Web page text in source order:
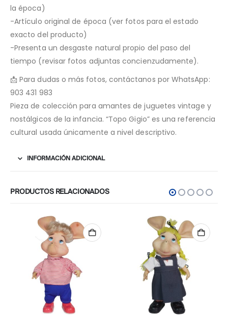
la época)
-Artículo original de época (ver fotos para el estado
exacto del producto)
-Presenta un desgaste natural propio del paso del
tiempo (revisar fotos adjuntas concienzudamente).
📩 Para dudas o más fotos, contáctanos por WhatsApp:
903 431 983
Pieza de colección para amantes de juguetes vintage y
nostálgicos de la infancia. “Topo Gigio” es una referencia
cultural usada únicamente a nivel descriptivo.
INFORMACIÓN ADICIONAL
PRODUCTOS RELACIONADOS